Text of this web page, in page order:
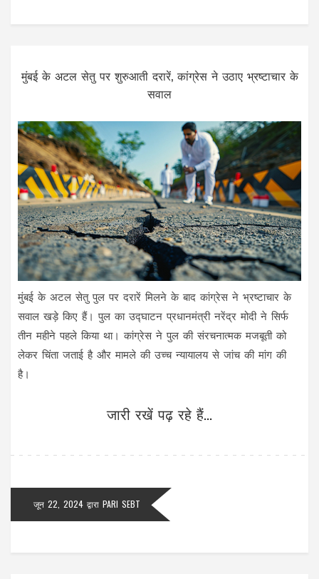
मुंबई के अटल सेतु पर शुरुआती दरारें, कांग्रेस ने उठाए भ्रष्टाचार के
सवाल
मुंबई के अटल सेतु पुल पर दरारें मिलने के बाद कांग्रेस ने भ्रष्टाचार के
सवाल खड़े किए हैं। पुल का उद्घाटन प्रधानमंत्री नरेंद्र मोदी ने सिर्फ
तीन महीने पहले किया था। कांग्रेस ने पुल की संरचनात्मक मजबूती को
लेकर चिंता जताई है और मामले की उच्च न्यायालय से जांच की मांग की
है।
जारी रखें पढ़ रहे हैं...
जून 22, 2024 द्वारा PARI SEBT